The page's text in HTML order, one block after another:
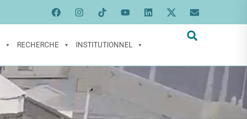
RECHERCHE INSTITUTIONNEL